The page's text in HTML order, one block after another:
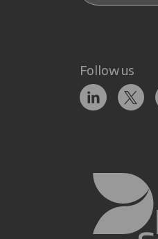
Follow us